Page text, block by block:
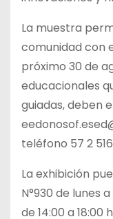
La muestra
comunidad con
próximo 30 de
educacionales
guiadas, deben
teléfono 57 2 516
La exhibición
N°930 de lunes
de 14:00 a 18:00